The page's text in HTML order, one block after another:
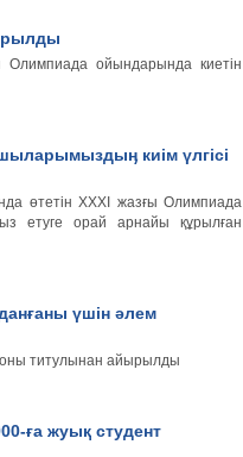
Олимпиада ойындарында киетін
киім үлгісі
өтетін XXXI жазғы Олимпиада
етуге орай арнайы құрылған
үшін әлем
титулынан айырылды
ға жуық студент